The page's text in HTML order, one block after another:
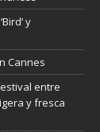
y
Cannes
entre
y fresca